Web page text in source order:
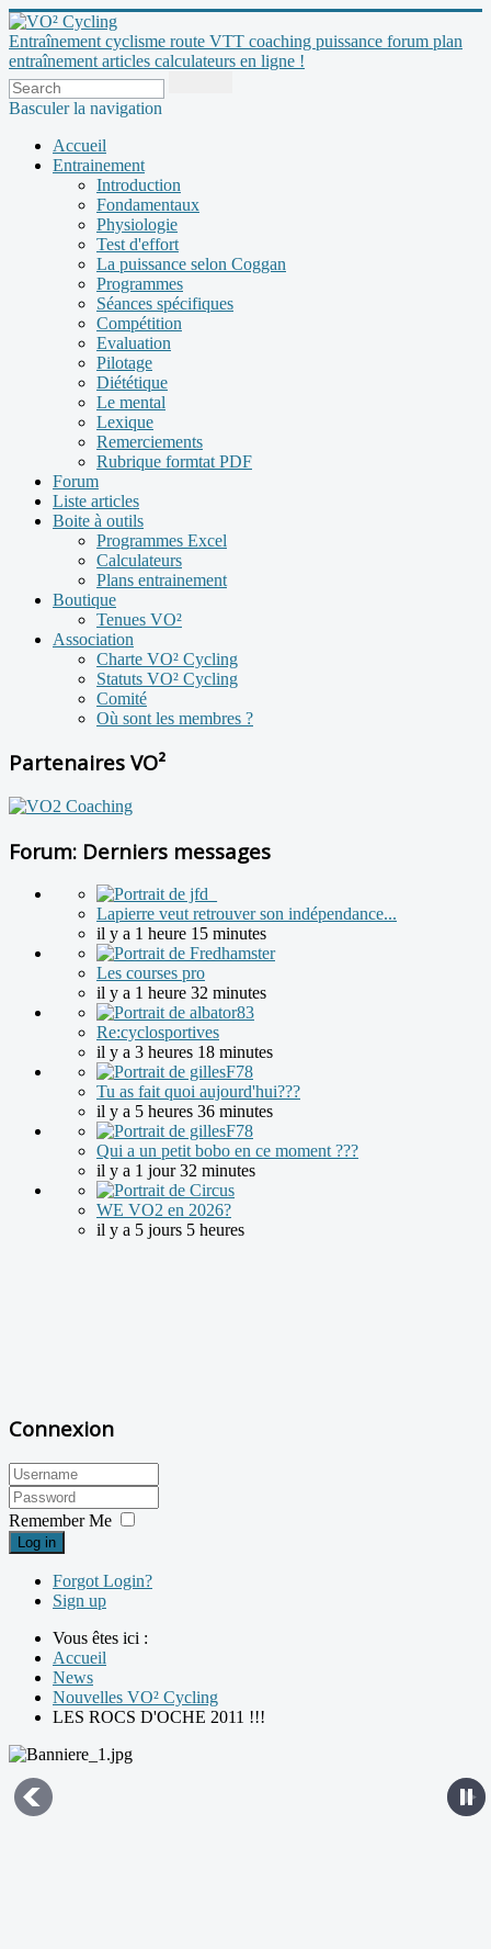
Entraînement cyclisme route VTT coaching puissance forum plan
entraînement articles calculateurs en ligne !
Basculer la navigation
Accueil
Entrainement
Introduction
Fondamentaux
Physiologie
Test d'effort
La puissance selon Coggan
Programmes
Séances spécifiques
Compétition
Evaluation
Pilotage
Diététique
Le mental
Lexique
Remerciements
Rubrique formtat PDF
Forum
Liste articles
Boite à outils
Programmes Excel
Calculateurs
Plans entrainement
Boutique
Tenues VO²
Association
Charte VO² Cycling
Statuts VO² Cycling
Comité
Où sont les membres ?
Partenaires VO²
Forum: Derniers messages
Lapierre veut retrouver son indépendance...
il y a 1 heure 15 minutes
Les courses pro
il y a 1 heure 32 minutes
Re:cyclosportives
il y a 3 heures 18 minutes
Tu as fait quoi aujourd'hui???
il y a 5 heures 36 minutes
Qui a un petit bobo en ce moment ???
il y a 1 jour 32 minutes
WE VO2 en 2026?
il y a 5 jours 5 heures
Connexion
Remember Me
Log in
Forgot Login?
Sign up
Vous êtes ici :
Accueil
News
Nouvelles VO² Cycling
LES ROCS D'OCHE 2011 !!!